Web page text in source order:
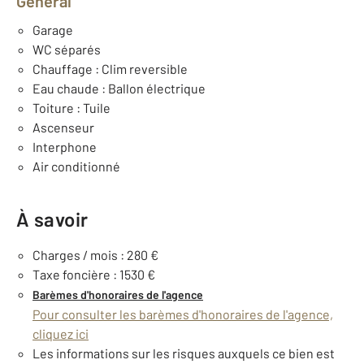
Garage
WC séparés
Chauffage : Clim reversible
Eau chaude : Ballon électrique
Toiture : Tuile
Ascenseur
Interphone
Air conditionné
À savoir
Charges / mois : 280 €
Taxe foncière : 1530 €
Barèmes d'honoraires de l'agence
Pour consulter les barèmes d'honoraires de l'agence,
cliquez ici
Les informations sur les risques auxquels ce bien est